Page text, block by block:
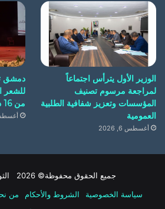
الوزير الأول يترأس اجتماعاً
لمراجعة مرسوم تصنيف
المؤسسات وتعزيز شفافية الطلبية
العمومية
أغسطس 6, 2026
دمشق
من 16 دولة
أغسطس 6,
جميع الحقوق محفوظة© 2026 الثوابت الموريتاني
سياسة الخصوصية
الشروط والأحكام من